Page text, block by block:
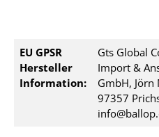
EU GPSR
Hersteller
Information:
Gts Global
Import &
GmbH, Jörn
97357